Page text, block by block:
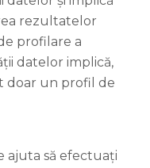
rezultatelor
profilare a
datelor implică,
doar un profil de
ajuta să efectuați